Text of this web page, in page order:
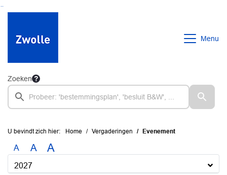
Ga naar de inhoud van deze pagina
Ga naar het zoeken
Ga naar het menu
Menu
Zoeken
U bevindt zich hier: Home Vergaderingen Evenement
A A A
2027